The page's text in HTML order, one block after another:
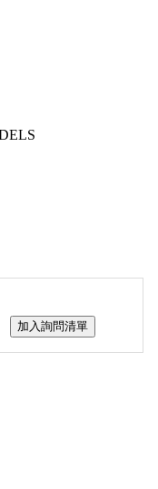
加入詢問清單